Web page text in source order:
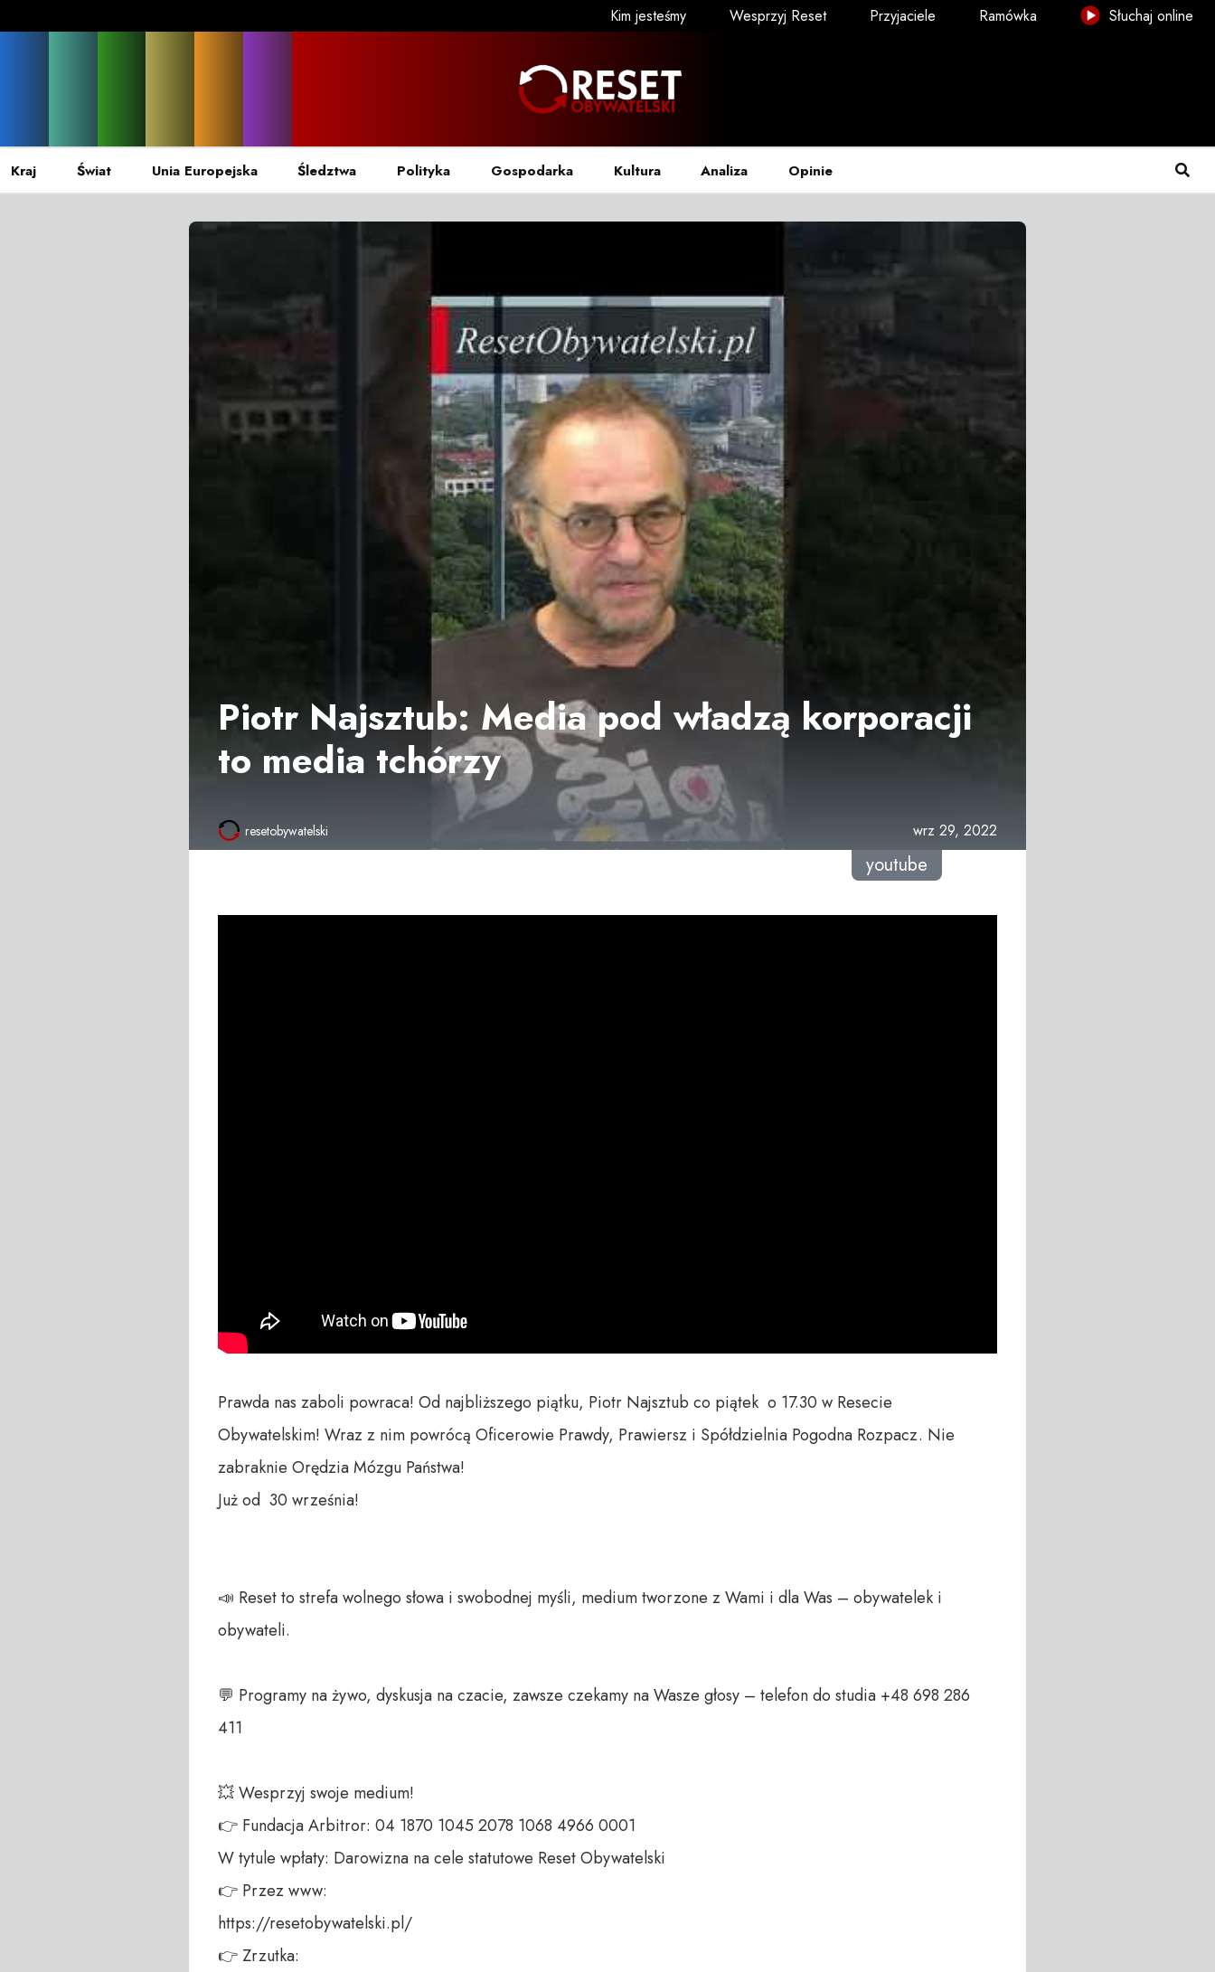
Kim jesteśmy Wesprzyj Reset Przyjaciele Ramówka Słuchaj online
Kraj Świat Unia Europejska Śledztwa Polityka Gospodarka Kultura Analiza Opinie
Piotr Najsztub: Media pod władzą korporacji
to media tchórzy
resetobywatelski wrz 29, 2022
youtube
Prawda nas zaboli powraca! Od najbliższego piątku, Piotr Najsztub co piątek  o 17.30 w Resecie
Obywatelskim! Wraz z nim powrócą Oficerowie Prawdy, Prawiersz i Spółdzielnia Pogodna Rozpacz. Nie
zabraknie Orędzia Mózgu Państwa!
Już od  30 września!
📣 Reset to strefa wolnego słowa i swobodnej myśli, medium tworzone z Wami i dla Was – obywatelek i
obywateli.
💬 Programy na żywo, dyskusja na czacie, zawsze czekamy na Wasze głosy – telefon do studia +48 698 286
411
💥 Wesprzyj swoje medium!
👉 Fundacja Arbitror: 04 1870 1045 2078 1068 4966 0001
W tytule wpłaty: Darowizna na cele statutowe Reset Obywatelski
👉 Przez www:
https://resetobywatelski.pl/
👉 Zrzutka: